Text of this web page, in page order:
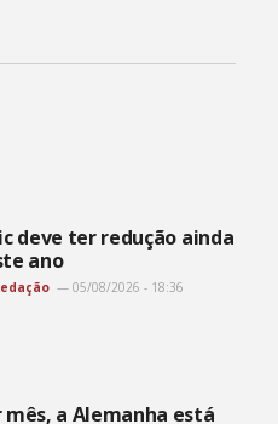
deve ter redução ainda
ano
05/08/2026 - 18:36
mês, a Alemanha está